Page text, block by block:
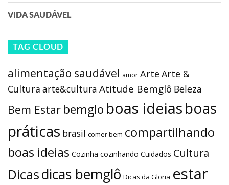
VIDA SAUDÁVEL
TAG CLOUD
alimentação saudável amor Arte Arte &
Cultura arte&cultura Atitude Bemglô Beleza
Bem Estar bemglo boas ideiasboas
práticas brasil comer bem compartilhando
boas ideias Cozinha cozinhando Cuidados Cultura
Dicasdicas bemglô Dicas da Gloria estar